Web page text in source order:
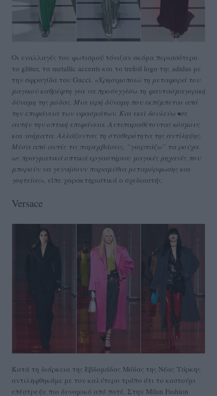
Oι εναλλαγές του φωτισμού τόνιζαν ακόμα περισσότερο
το glitter, τα metallic accents και το trefoil logo της adidas με
την σφραγίδα του Gucci. «Χρησιμοποιώ τη μεταφορά του
μαγικού καθρέφτη για να προσεγγίσω τη φαντασμαγορική
δύναμη της μόδας. Μια ιερή δύναμη που εκπέμπεται από
την επιφάνεια των υφασμάτων. Και εκεί δουλεύω •σε
αυτήν την οπτική επιφάνεια. Αντιπαραθέτοντας κόσμους
και νοήματα. Αλλάζοντας τη σταθερότητα της αντίληψης.
Μέσα από αυτές τις παρεμβάσεις, “γιορτάζω” τα ρούχα
ως πραγματικά οπτικά εργαστήρια: μαγικές μηχανές που
μπορούν να γεννήσουν παραμύθια μεταμόρφωσης και
γοητείας», είπε χαρακτηριστικά ο σχεδιαστής.
Versace
Κατά τη διάρκεια της Εβδομάδας Μόδας της Νέας Υόρκης
αντιληφθηκάμε με τον καλύτερο τρόπο ότι το κοστούμι
επέστρεψε πιο δυναμικό από ποτέ. Στην Milan Fashion